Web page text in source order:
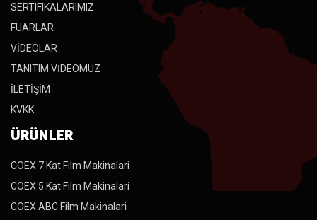
SERTIFIKALARIMIZ
FUARLAR
VİDEOLAR
TANITIM VİDEOMUZ
İLETİŞİM
KVKK
ÜRÜNLER
COEX 7 Kat Film Makinalari
COEX 5 Kat Film Makinalari
COEX ABC Film Makinalari